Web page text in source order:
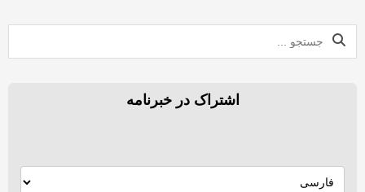
اشتراک در خبرنامه